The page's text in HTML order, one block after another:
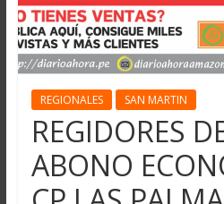
REGIONALES SAN MARTIN
REGIDORES
ABONO